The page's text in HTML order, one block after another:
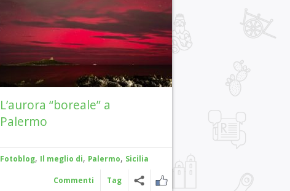
L’aurora “boreale” a
Palermo
Fotoblog, Il meglio di, Palermo, Sicilia
Commenti Tag